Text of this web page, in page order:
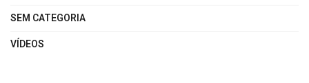
SEM CATEGORIA
VÍDEOS